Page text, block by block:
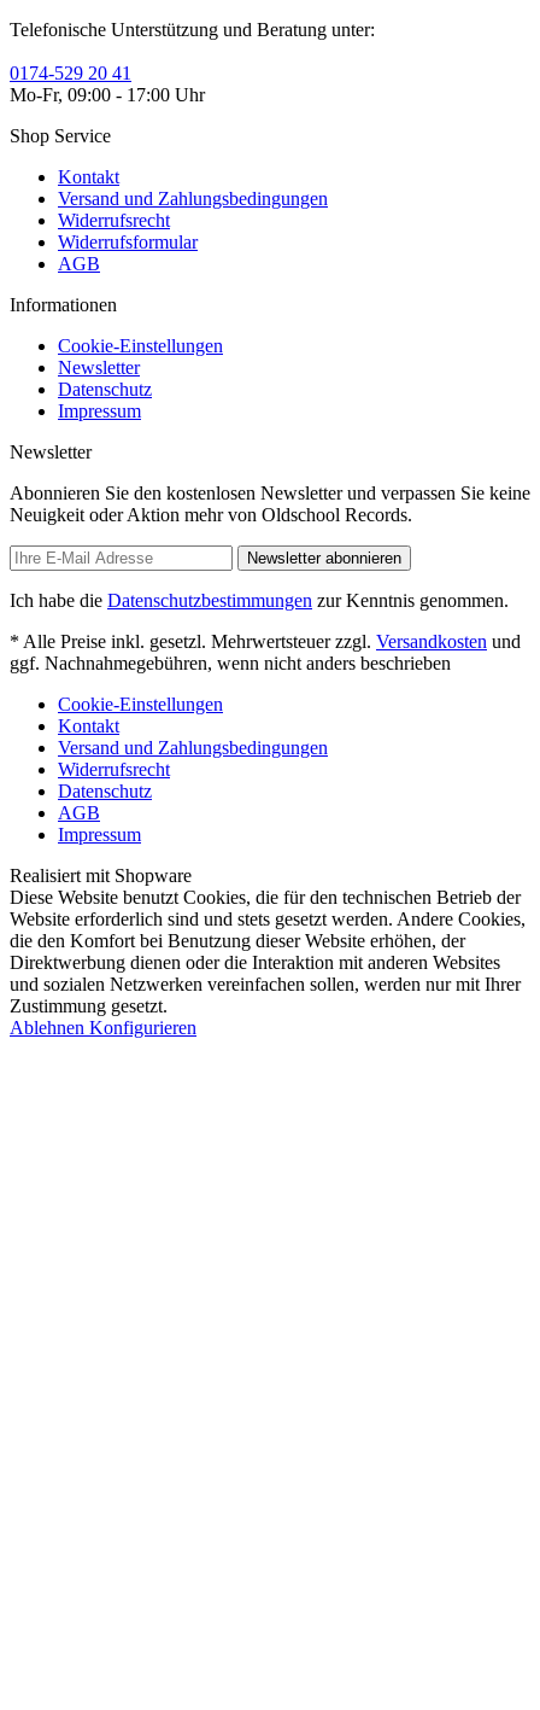
Telefonische Unterstützung und Beratung unter:
0174-529 20 41
Mo-Fr, 09:00 - 17:00 Uhr
Shop Service
Kontakt
Versand und Zahlungsbedingungen
Widerrufsrecht
Widerrufsformular
AGB
Informationen
Cookie-Einstellungen
Newsletter
Datenschutz
Impressum
Newsletter
Abonnieren Sie den kostenlosen Newsletter und verpassen Sie keine
Neuigkeit oder Aktion mehr von Oldschool Records.
Newsletter abonnieren
Ich habe die Datenschutzbestimmungen zur Kenntnis genommen.
* Alle Preise inkl. gesetzl. Mehrwertsteuer zzgl. Versandkosten und
ggf. Nachnahmegebühren, wenn nicht anders beschrieben
Cookie-Einstellungen
Kontakt
Versand und Zahlungsbedingungen
Widerrufsrecht
Datenschutz
AGB
Impressum
Realisiert mit Shopware
Diese Website benutzt Cookies, die für den technischen Betrieb der
Website erforderlich sind und stets gesetzt werden. Andere Cookies,
die den Komfort bei Benutzung dieser Website erhöhen, der
Direktwerbung dienen oder die Interaktion mit anderen Websites
und sozialen Netzwerken vereinfachen sollen, werden nur mit Ihrer
Zustimmung gesetzt.
Ablehnen Konfigurieren